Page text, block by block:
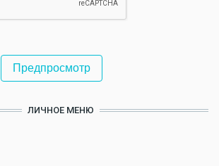
ЛИЧНОЕ МЕНЮ